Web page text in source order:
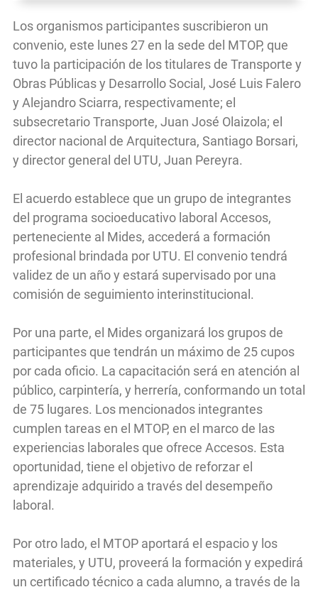
Los organismos participantes suscribieron un
convenio, este lunes 27 en la sede del MTOP, que
tuvo la participación de los titulares de Transporte y
Obras Públicas y Desarrollo Social, José Luis Falero
y Alejandro Sciarra, respectivamente; el
subsecretario Transporte, Juan José Olaizola; el
director nacional de Arquitectura, Santiago Borsari,
y director general del UTU, Juan Pereyra.
El acuerdo establece que un grupo de integrantes
del programa socioeducativo laboral Accesos,
perteneciente al Mides, accederá a formación
profesional brindada por UTU. El convenio tendrá
validez de un año y estará supervisado por una
comisión de seguimiento interinstitucional.
Por una parte, el Mides organizará los grupos de
participantes que tendrán un máximo de 25 cupos
por cada oficio. La capacitación será en atención al
público, carpintería, y herrería, conformando un total
de 75 lugares. Los mencionados integrantes
cumplen tareas en el MTOP, en el marco de las
experiencias laborales que ofrece Accesos. Esta
oportunidad, tiene el objetivo de reforzar el
aprendizaje adquirido a través del desempeño
laboral.
Por otro lado, el MTOP aportará el espacio y los
materiales, y UTU, proveerá la formación y expedirá
un certificado técnico a cada alumno, a través de la